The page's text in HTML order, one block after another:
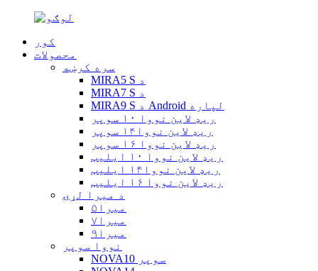
کور
محصولات
سره کرښه
MIRA5 S د
MIRA7 S د
MIRA9 S د Android لپاره
ریډ لاین نووا ۱۰ سوپر
ریډ لاین نووا۱۴ سوپر
ریډ لاین نووا ۱۶ سوپر
ریډ لاین نووا ۱۰ ایلیټ
ریډ لاین نووا۱۴ ایلیټ
ریډ لاین نووا ۱۶ ایلیټ
د میرا لړۍ
میرا۵
میرا۷
میرا۹
نووا سوپر
NOVA10 سوپر